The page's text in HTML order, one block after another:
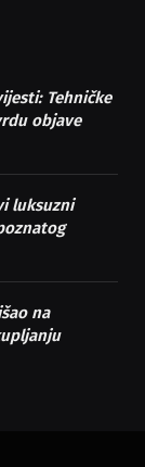
Tehničke
objave
luksuzni
na